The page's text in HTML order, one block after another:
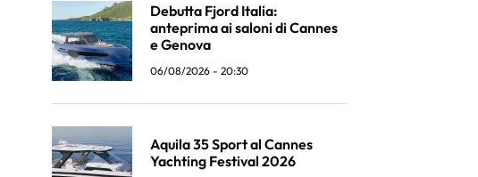
Debutta Fjord Italia:
anteprima ai saloni di Cannes
e Genova
06/08/2026 - 20:30
Aquila 35 Sport al Cannes
Yachting Festival 2026